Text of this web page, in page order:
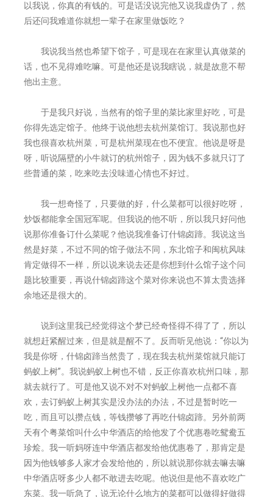
以我说，你真的有钱的。可是话没说完他又说我虚伪了，然
后还问我难道你就想一辈子在家里做饭吃？
我说我当然也希望下馆子，可是现在在家里认真做菜的
话，也不见得难吃嘛。可是他还是说我瞎说，就是故意不帮
他出主意。
于是我只好说，当然有的馆子里的菜比家里好吃，可是
你得先选定馆子。他终于说他想去杭州菜馆订。我说那也好
我也很喜欢杭州菜，可是杭州菜现在也不便宜。他说是呀是
呀，听说隔壁的小牛就订的杭州馆子，因为钱不多就只订了
些普通的菜，吃来吃去没味道心情也不好过。
我一想奇怪了，只要做的好，什么菜都可以很好吃呀，
炒饭都能拿全国冠军呢。但我说的他不听，所以我只好问他
说那你准备订什么菜呢？他说我准备订什锦卤蹄。我说这当
然是好菜，不过不同的馆子做法不同，东北馆子和闽杭风味
肯定做得不一样，所以说来说去还是你想到什么馆子这个问
题比较重要，再说什锦卤蹄这个菜对你来说也不算太贵选择
余地还是很大的。
说到这里我已经觉得这个梦已经奇怪得不得了了，所以
就想赶紧醒过来，但是就是醒不了。反而听见他说：“你以为
我是你呀，什锦卤蹄当然贵了，现在我去杭州菜馆就只能订
蚂蚁上树”。我说蚂蚁上树也不错，反正你喜欢杭州口味，那
就去就行了。可是他又说不对不对蚂蚁上树他一点都不喜
欢，去订蚂蚁上树其实是没办法的办法，不过是暂时吃一
吃，而且可以攒点钱，等钱攒够了再吃什锦卤蹄。另外前两
天有个粤菜馆叫什么中华酒店的给他发了个优惠卷吃鸳鸯五
珍烩。我一听妈呀连中华酒店都发给他优惠卷了，那肯定是
因为他钱够多人家才会发给他的，所以就说那你就去嘛去嘛
中华酒店呀多少人都不敢进去吃呢。他说但是他不喜欢吃广
东菜。我一听急了，说无论什么地方的菜都可以做得好做得